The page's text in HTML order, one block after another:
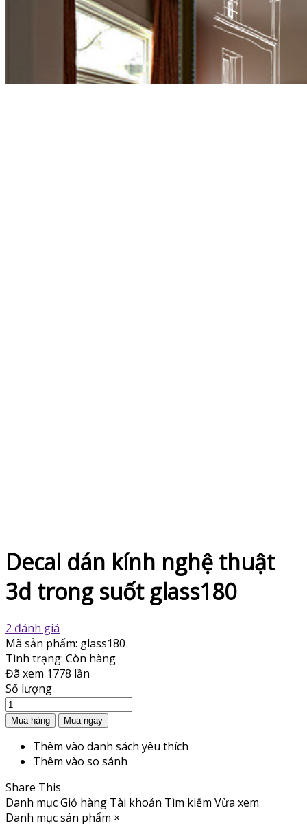
Decal dán kính nghệ thuật
3d trong suốt glass180
2 đánh giá
Mã sản phẩm: glass180
Tình trạng: Còn hàng
Đã xem 1778 lần
Số lượng
Thêm vào danh sách yêu thích
Thêm vào so sánh
Share This
Danh mụcGiỏ hàng Tài khoản Tìm kiếm Vừa xem
Danh mục sản phẩm ×